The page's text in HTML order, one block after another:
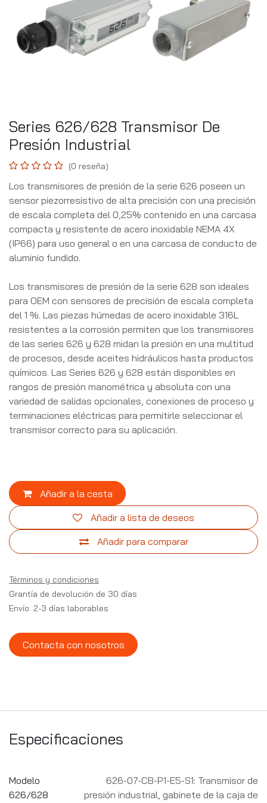
Series 626/628 Transmisor De
Presión Industrial
(0 reseña)
Los transmisores de presión de la serie 626 poseen un
sensor piezorresistivo de alta precisión con una precisión
de escala completa del 0,25% contenido en una carcasa
compacta y resistente de acero inoxidable NEMA 4X
(IP66) para uso general o en una carcasa de conducto de
aluminio fundido.
Los transmisores de presión de la serie 628 son ideales
para OEM con sensores de precisión de escala completa
del 1 %. Las piezas húmedas de acero inoxidable 316L
resistentes a la corrosión permiten que los transmisores
de las series 626 y 628 midan la presión en una multitud
de procesos, desde aceites hidráulicos hasta productos
químicos. Las Series 626 y 628 están disponibles en
rangos de presión manométrica y absoluta con una
variedad de salidas opcionales, conexiones de proceso y
terminaciones eléctricas para permitirle seleccionar el
transmisor correcto para su aplicación.
Añadir a la cesta
Añadir para comparar
Añadir a lista de deseos
Términos y condiciones
Grantía de devolución de 30 días
Envío: 2-3 días laborables
Contacta con nosotros
Especificaciones
Modelo
626/628
626-07-CB-P1-E5-S1: Transmisor de
presión industrial, gabinete de la caja de